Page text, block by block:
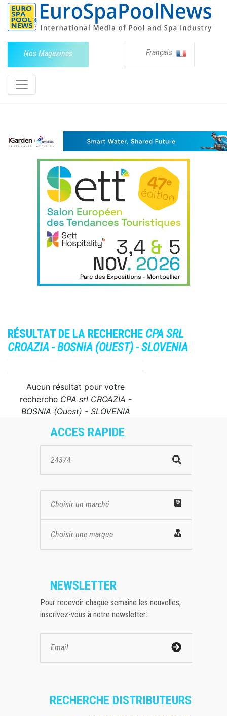
Nos Magazines Français
RÉSULTAT DE LA RECHERCHE CPA SRL
CROAZIA - BOSNIA (OUEST) - SLOVENIA
Aucun résultat pour votre
recherche CPA srl CROAZIA -
BOSNIA (Ouest) - SLOVENIA
ACCES RAPIDE
Choisir un marché
Choisir une marque
NEWSLETTER
Pour recevoir chaque semaine les nouvelles,
inscrivez-vous à notre newsletter:
RECHERCHE DISTRIBUTEURS